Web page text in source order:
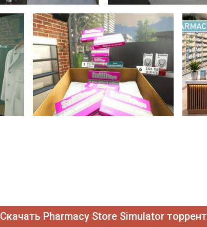
Скачать Pharmacy Store Simulator торрент